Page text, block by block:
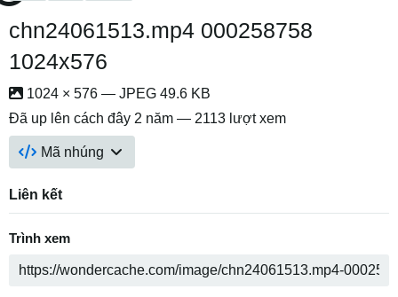
chn24061513.mp4 000258758
1024x576
1024 × 576 — JPEG 49.6 KB
Đã up lên cách đây 2 năm — 2113 lượt xem
Mã nhúng
Liên kết
Trình xem